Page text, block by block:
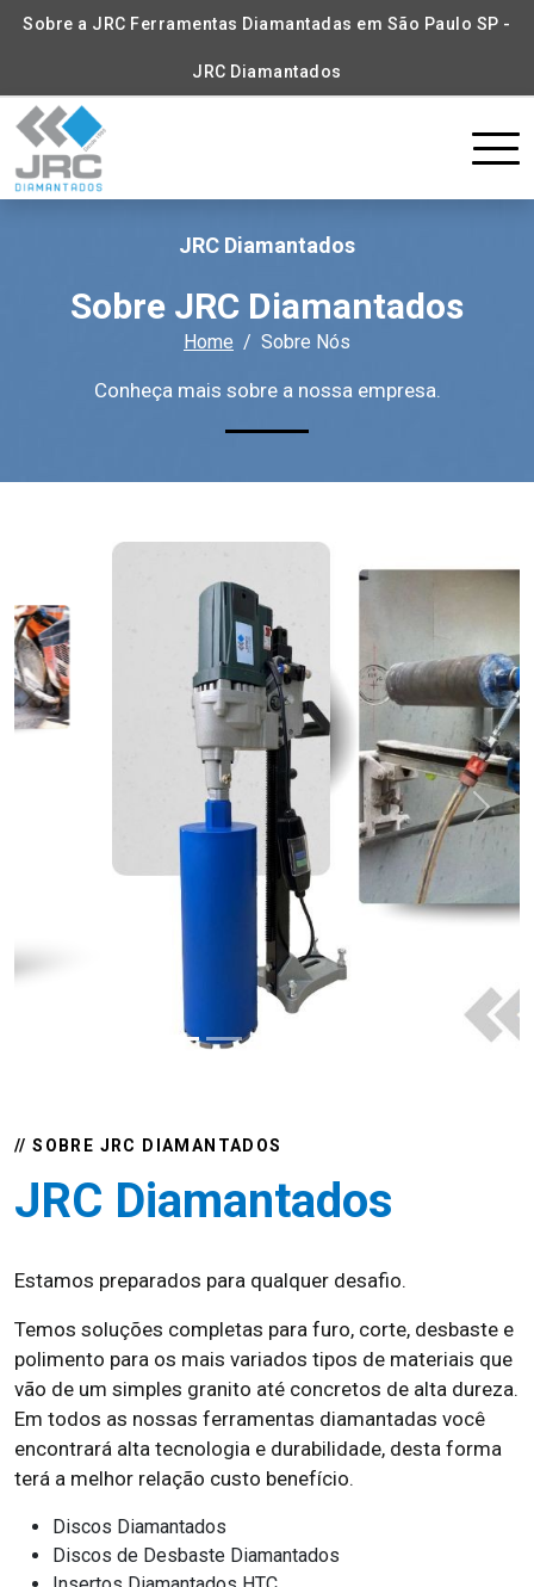
Sobre a JRC Ferramentas Diamantadas em São Paulo SP -
JRC Diamantados
JRC Diamantados
Sobre JRC Diamantados
Home Sobre Nós
Conheça mais sobre a nossa empresa.
Next
// SOBRE JRC DIAMANTADOS
JRC Diamantados
Estamos preparados para qualquer desafio.
Temos soluções completas para furo, corte, desbaste e
polimento para os mais variados tipos de materiais que
vão de um simples granito até concretos de alta dureza.
Em todos as nossas ferramentas diamantadas você
encontrará alta tecnologia e durabilidade, desta forma
terá a melhor relação custo benefício.
Discos Diamantados
Discos de Desbaste Diamantados